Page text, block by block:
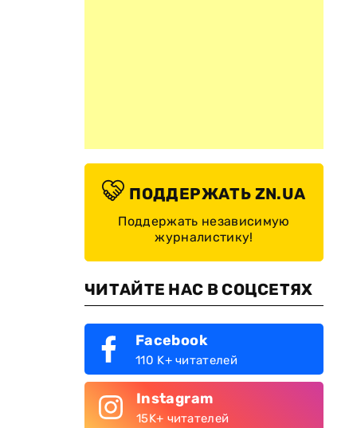
ПОДДЕРЖАТЬ ZN.UA
Поддержать независимую
журналистику!
ЧИТАЙТЕ НАС В СОЦСЕТЯХ
Facebook
110 K+ читателей
Instagram
15K+ читателей